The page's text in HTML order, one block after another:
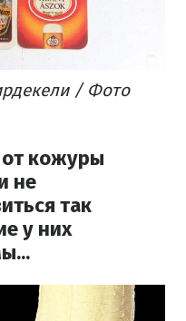
/ Фото
от кожуры
не
так
у них